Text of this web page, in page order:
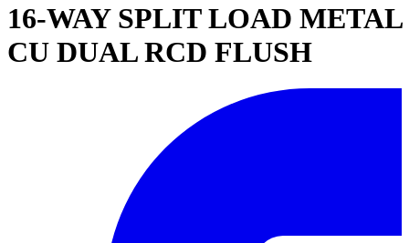
16-WAY SPLIT LOAD METAL
CU DUAL RCD FLUSH